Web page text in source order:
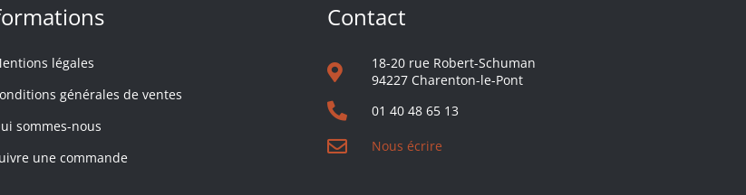
légales
générales de ventes
sommes-nous
une commande
Contact
18-20 rue Robert-Schuman
94227 Charenton-le-Pont
01 40 48 65 13
Nous écrire